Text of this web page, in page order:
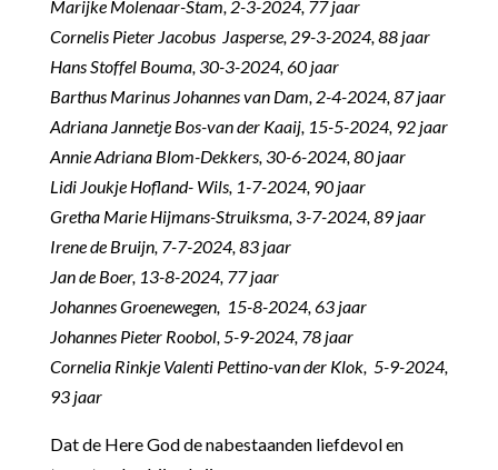
Marijke Molenaar-Stam, 2-3-2024, 77 jaar
Cornelis Pieter Jacobus Jasperse, 29-3-2024, 88 jaar
Hans Stoffel Bouma, 30-3-2024, 60 jaar
Barthus Marinus Johannes van Dam, 2-4-2024, 87 jaar
Adriana Jannetje Bos-van der Kaaij, 15-5-2024, 92 jaar
Annie Adriana Blom-Dekkers, 30-6-2024, 80 jaar
Lidi Joukje Hofland- Wils, 1-7-2024, 90 jaar
Gretha Marie Hijmans-Struiksma, 3-7-2024, 89 jaar
Irene de Bruijn, 7-7-2024, 83 jaar
Jan de Boer, 13-8-2024, 77 jaar
Johannes Groenewegen, 15-8-2024, 63 jaar
Johannes Pieter Roobol, 5-9-2024, 78 jaar
Cornelia Rinkje Valenti Pettino-van der Klok, 5-9-2024,
93 jaar
Dat de Here God de nabestaanden liefdevol en